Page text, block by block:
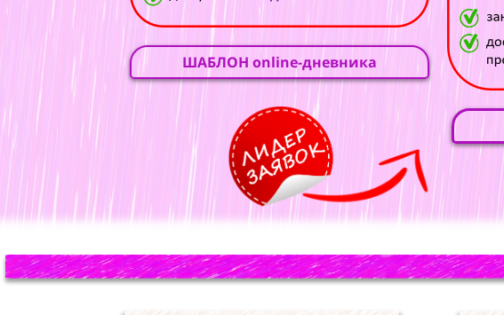
ШАБЛОН online-дневника